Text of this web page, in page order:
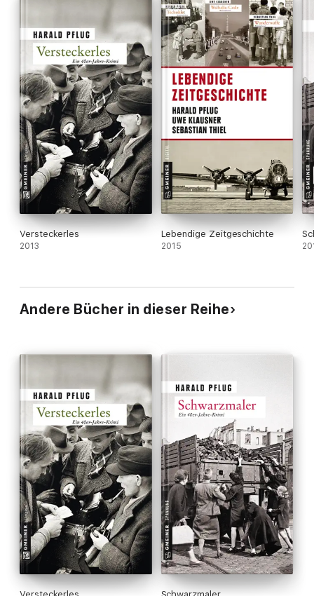
Versteckerles
2013
Lebendige Zeitgeschichte
2015
Andere Bücher in dieser Reihe